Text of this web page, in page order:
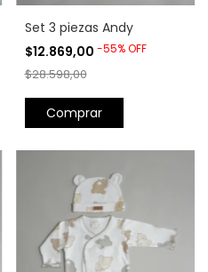
Set 3 piezas Andy
$12.869,00 -55%OFF
$28.598,00
Comprar